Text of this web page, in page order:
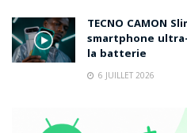
TECNO CAMON
smartphone
la batterie
6 JUILLET 2026